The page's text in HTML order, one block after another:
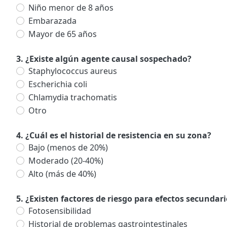
Niño menor de 8 años
Embarazada
Mayor de 65 años
3. ¿Existe algún agente causal sospechado?
Staphylococcus aureus
Escherichia coli
Chlamydia trachomatis
Otro
4. ¿Cuál es el historial de resistencia en su zona?
Bajo (menos de 20%)
Moderado (20-40%)
Alto (más de 40%)
5. ¿Existen factores de riesgo para efectos
Fotosensibilidad
Historial de problemas gastrointestinales